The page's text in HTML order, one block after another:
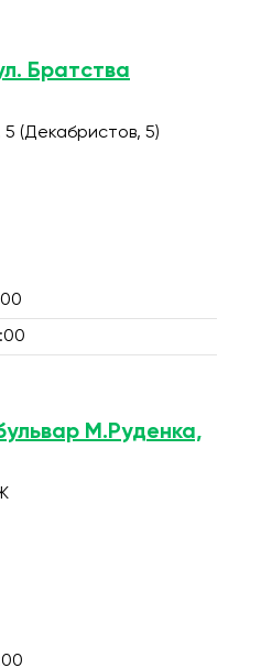
Братства
(Декабристов, 5)
М.Руденка,